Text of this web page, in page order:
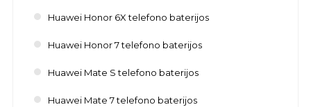
Huawei Honor 6X telefono baterijos
Huawei Honor 7 telefono baterijos
Huawei Mate S telefono baterijos
Huawei Mate 7 telefono baterijos